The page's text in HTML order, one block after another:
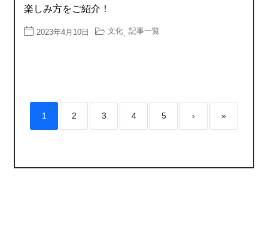
楽しみ方をご紹介！
2023年4月10日 文化 記事一覧
1 2 3 4 5 › »